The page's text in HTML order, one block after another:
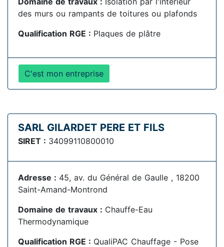
des murs ou rampants de toitures ou plafonds
Qualification RGE : Plaques de plâtre
C'est mon entreprise
SARL GILARDET PERE ET FILS
SIRET : 34099110800010
Adresse : 45, av. du Général de Gaulle , 18200
Saint-Amand-Montrond
Domaine de travaux : Chauffe-Eau
Thermodynamique
Qualification RGE : QualiPAC Chauffage - Pose